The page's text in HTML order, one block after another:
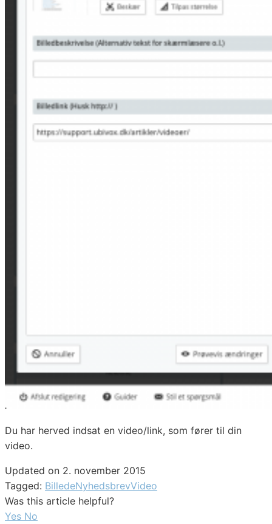
Du har herved indsat en video/link, som fører til din
video.
Updated on 2. november 2015
Tagged: BilledeNyhedsbrevVideo
Was this article helpful?
Yes No